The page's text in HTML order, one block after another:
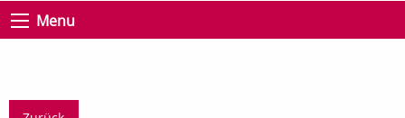
Menu